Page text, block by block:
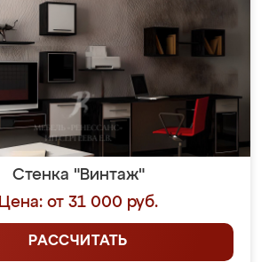
Стенка "Винтаж"
Цена: от 31 000 руб.
РАССЧИТАТЬ